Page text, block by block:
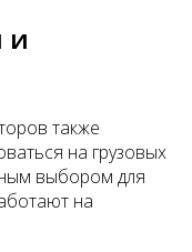
и
также
на грузовых
выбором для
на